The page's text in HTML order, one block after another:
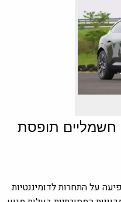
תופסת
על התחרות לדומיננטיות